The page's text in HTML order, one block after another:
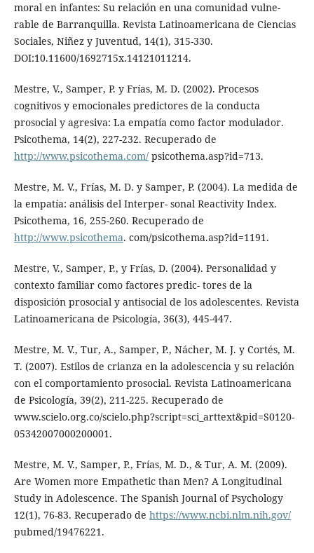
moral en infantes: Su relación en una comunidad vulne-
rable de Barranquilla. Revista Latinoamericana de Ciencias
Sociales, Niñez y Juventud, 14(1), 315-330.
DOI:10.11600/1692715x.14121011214.
Mestre, V., Samper, P. y Frías, M. D. (2002). Procesos
cognitivos y emocionales predictores de la conducta
prosocial y agresiva: La empatía como factor modulador.
Psicothema, 14(2), 227-232. Recuperado de
http://www.psicothema.com/psicothema.asp?id=713.
Mestre, M. V., Frías, M. D. y Samper, P. (2004). La medida de
la empatía: análisis del Interper- sonal Reactivity Index.
Psicothema, 16, 255-260. Recuperado de
http://www.psicothema. com/psicothema.asp?id=1191.
Mestre, V., Samper, P., y Frías, D. (2004). Personalidad y
contexto familiar como factores predic- tores de la
disposición prosocial y antisocial de los adolescentes. Revista
Latinoamericana de Psicología, 36(3), 445-447.
Mestre, M. V., Tur, A., Samper, P., Nácher, M. J. y Cortés, M.
T. (2007). Estilos de crianza en la adolescencia y su relación
con el comportamiento prosocial. Revista Latinoamericana
de Psicología, 39(2), 211-225. Recuperado de
www.scielo.org.co/scielo.php?script=sci_arttext&pid=S0120-
05342007000200001.
Mestre, M. V., Samper, P., Frías, M. D., & Tur, A. M. (2009).
Are Women more Empathetic than Men? A Longitudinal
Study in Adolescence. The Spanish Journal of Psychology
12(1), 76-83. Recuperado de https://www.ncbi.nlm.nih.gov/
pubmed/19476221.